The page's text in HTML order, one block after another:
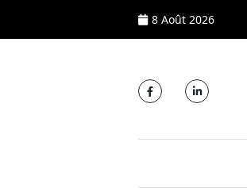
8 Août 2026